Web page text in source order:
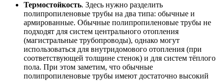
Термостойкость. Здесь нужно разделить
полипропиленовые трубы на два типа: обычные и
армированные. Обычные полипропиленовые трубы не
подходят для систем центрального отопления
(магистральные трубопроводы), однако могут
использоваться для внутридомового отопления (при
соответствующей толщине стенок) и для систем тёплого
пола. При этом заметим, что обычные
полипропиленовые трубы имеют достаточно высокий